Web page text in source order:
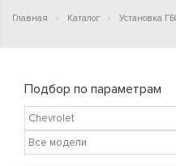
Главная Каталог Установка
Подбор по параметрам